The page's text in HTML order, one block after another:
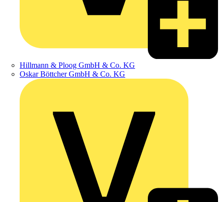
Hillmann & Ploog GmbH & Co. KG
Oskar Böttcher GmbH & Co. KG